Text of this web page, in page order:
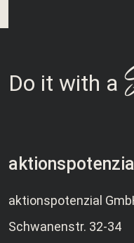
Do it with a
aktionspotenzial
Schwanenstr. 32-34